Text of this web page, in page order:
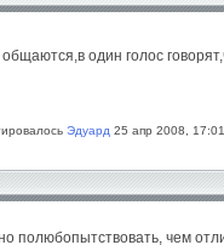
один голос
Эдуард 25 апр 2008,
полюбопытствовать, чем